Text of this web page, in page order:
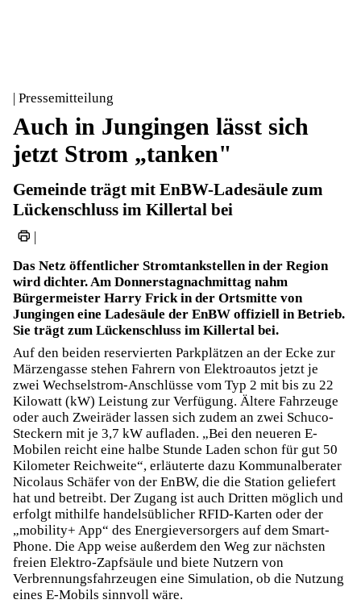
| Pressemitteilung
Auch in Jungingen lässt sich
jetzt Strom „tanken"
Gemeinde trägt mit EnBW-Ladesäule zum
Lückenschluss im Killertal bei
|
Das Netz öffentlicher Stromtankstellen in der Region
wird dichter. Am Donnerstagnachmittag nahm
Bürgermeister Harry Frick in der Ortsmitte von
Jungingen eine Ladesäule der EnBW offiziell in Betrieb.
Sie trägt zum Lückenschluss im Killertal bei.
Auf den beiden reservierten Parkplätzen an der Ecke zur
Märzengasse stehen Fahrern von Elektroautos jetzt je
zwei Wechselstrom-Anschlüsse vom Typ 2 mit bis zu 22
Kilowatt (kW) Leistung zur Verfügung. Ältere Fahrzeuge
oder auch Zweiräder lassen sich zudem an zwei Schuco-
Steckern mit je 3,7 kW aufladen. „Bei den neueren E-
Mobilen reicht eine halbe Stunde Laden schon für gut 50
Kilometer Reichweite“, erläuterte dazu Kommunalberater
Nicolaus Schäfer von der EnBW, die die Station geliefert
hat und betreibt. Der Zugang ist auch Dritten möglich und
erfolgt mithilfe handelsüblicher RFID-Karten oder der
„mobility+ App“ des Energieversorgers auf dem Smart-
Phone. Die App weise außerdem den Weg zur nächsten
freien Elektro-Zapfsäule und biete Nutzern von
Verbrennungsfahrzeugen eine Simulation, ob die Nutzung
eines E-Mobils sinnvoll wäre.